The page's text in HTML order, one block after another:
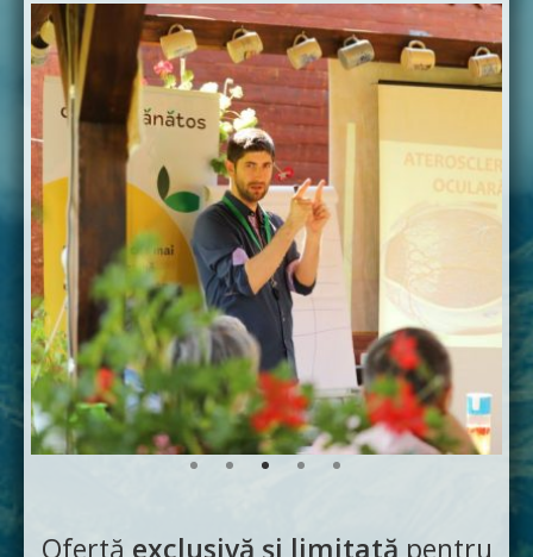
Ofertă exclusivă și limitată pentru